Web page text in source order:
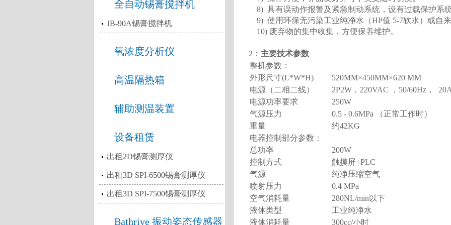
全自动锡膏搅拌机
JB-90A锡膏搅拌机
氧浓度分析仪
高温隔热箱
辅助测温装置
设备租赁
出租2D锡膏测厚仪
出租3D SPI-6500锡膏测厚仪
出租3D SPI-7500锡膏测厚仪
Bathrive 振动姿态传感器
8) 具有误动作报警及紧急制动系统，设有过载保护系统
9) 使用环保无污染工业纯净水（HP值 5-7软水）或自来
10) 废弃物的集中收集，方便保养维护。
2： 主要技术参数
整机参数：
外形尺寸(L*W*H)
520MM×450MM×620 MM
电源（二相二线）
2P2W，220VAC ，50/60Hz， 20A
电源功率要求
250W
气源压力
0.5 - 0.6MPa （正常工作时）
重量
约42KG
电器控制部分参数：
总功率
200W
控制方式
触摸屏+PLC
气源
纯净压缩空气
喷射压力
0.4 MPa
空气消耗量
280NL/min以下
液体类型
工业纯净水
液体消耗量
300cc/小时